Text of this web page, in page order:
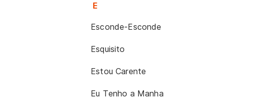
E
Esconde-Esconde
Esquisito
Estou Carente
Eu Tenho a Manha